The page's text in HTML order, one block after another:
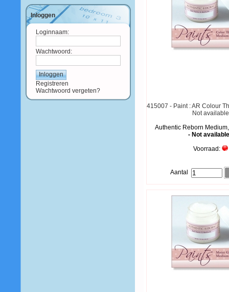
Inloggen
Loginnaam:
Wachtwoord:
Registreren
Wachtwoord vergeten?
415007 - Paint : AR Colour
Not available
Authentic Reborn
- Not
Voorraad:
Aantal